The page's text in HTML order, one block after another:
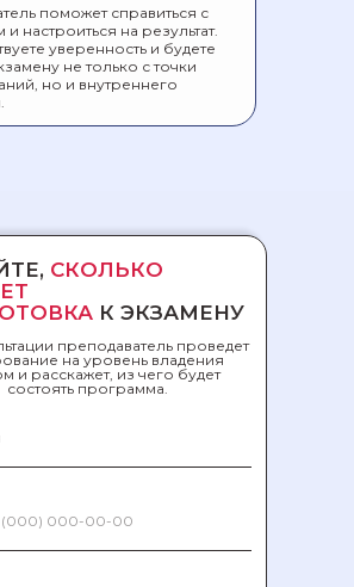
поможет справиться с
настроиться на результат.
уверенность и будете
не только с точки
но и внутреннего
СКОЛЬКО
К ЭКЗАМЕНУ
преподаватель проведет
на уровень владения
и расскажет, из чего будет
состоять программа.
отношений,
C1, сертификат how
to teach IELTS,
произношение